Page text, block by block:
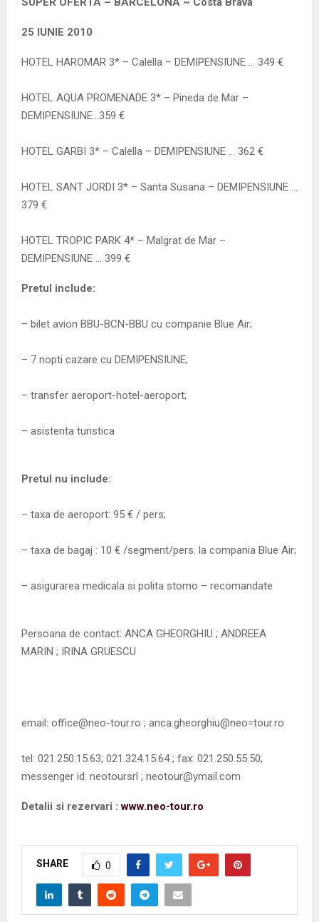
U
25 IUNIE 2010
HOTEL HAROMAR 3* – Calella – DEMIPENSIUNE … 349 €
HOTEL AQUA PROMENADE 3* – Pineda de Mar –
DEMIPENSIUNE…359 €
HOTEL GARBI 3* – Calella – DEMIPENSIUNE … 362 €
HOTEL SANT JORDI 3* – Santa Susana – DEMIPENSIUNE …
379 €
HOTEL TROPIC PARK 4* – Malgrat de Mar –
DEMIPENSIUNE … 399 €
Pretul include:
– bilet avion BBU-BCN-BBU cu companie Blue Air;
– 7 nopti cazare cu DEMIPENSIUNE;
– transfer aeroport-hotel-aeroport;
– asistenta turistica
Pretul nu include:
– taxa de aeroport: 95 € / pers;
– taxa de bagaj : 10 € /segment/pers. la compania Blue Air;
– asigurarea medicala si polita storno – recomandate
Persoana de contact: ANCA GHEORGHIU ; ANDREEA
MARIN ; IRINA GRUESCU
email: office@neo-tour.ro ; anca.gheorghiu@neo=tour.ro
tel: 021.250.15.63; 021.324.15.64 ; fax: 021.250.55.50;
messenger id: neotoursrl ; neotour@ymail.com
Detalii si rezervari : www.neo-tour.ro
SHARE 0